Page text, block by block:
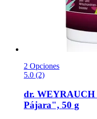
2 Opciones
5.0 (2)
dr. WEYRAUCH
Pájara", 50 g